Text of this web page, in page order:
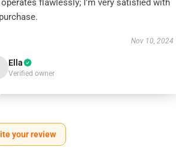
flawlessly; I’m very satisfied with
Nov 10, 2024
Ella
Verified owner
your review